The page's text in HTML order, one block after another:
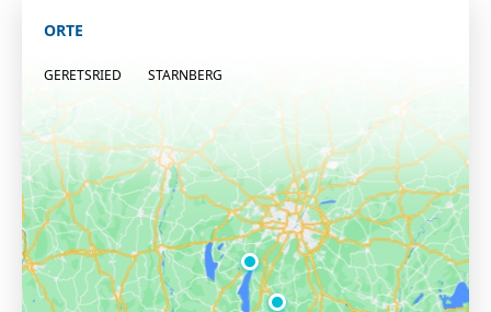
ORTE
GERETSRIED STARNBERG